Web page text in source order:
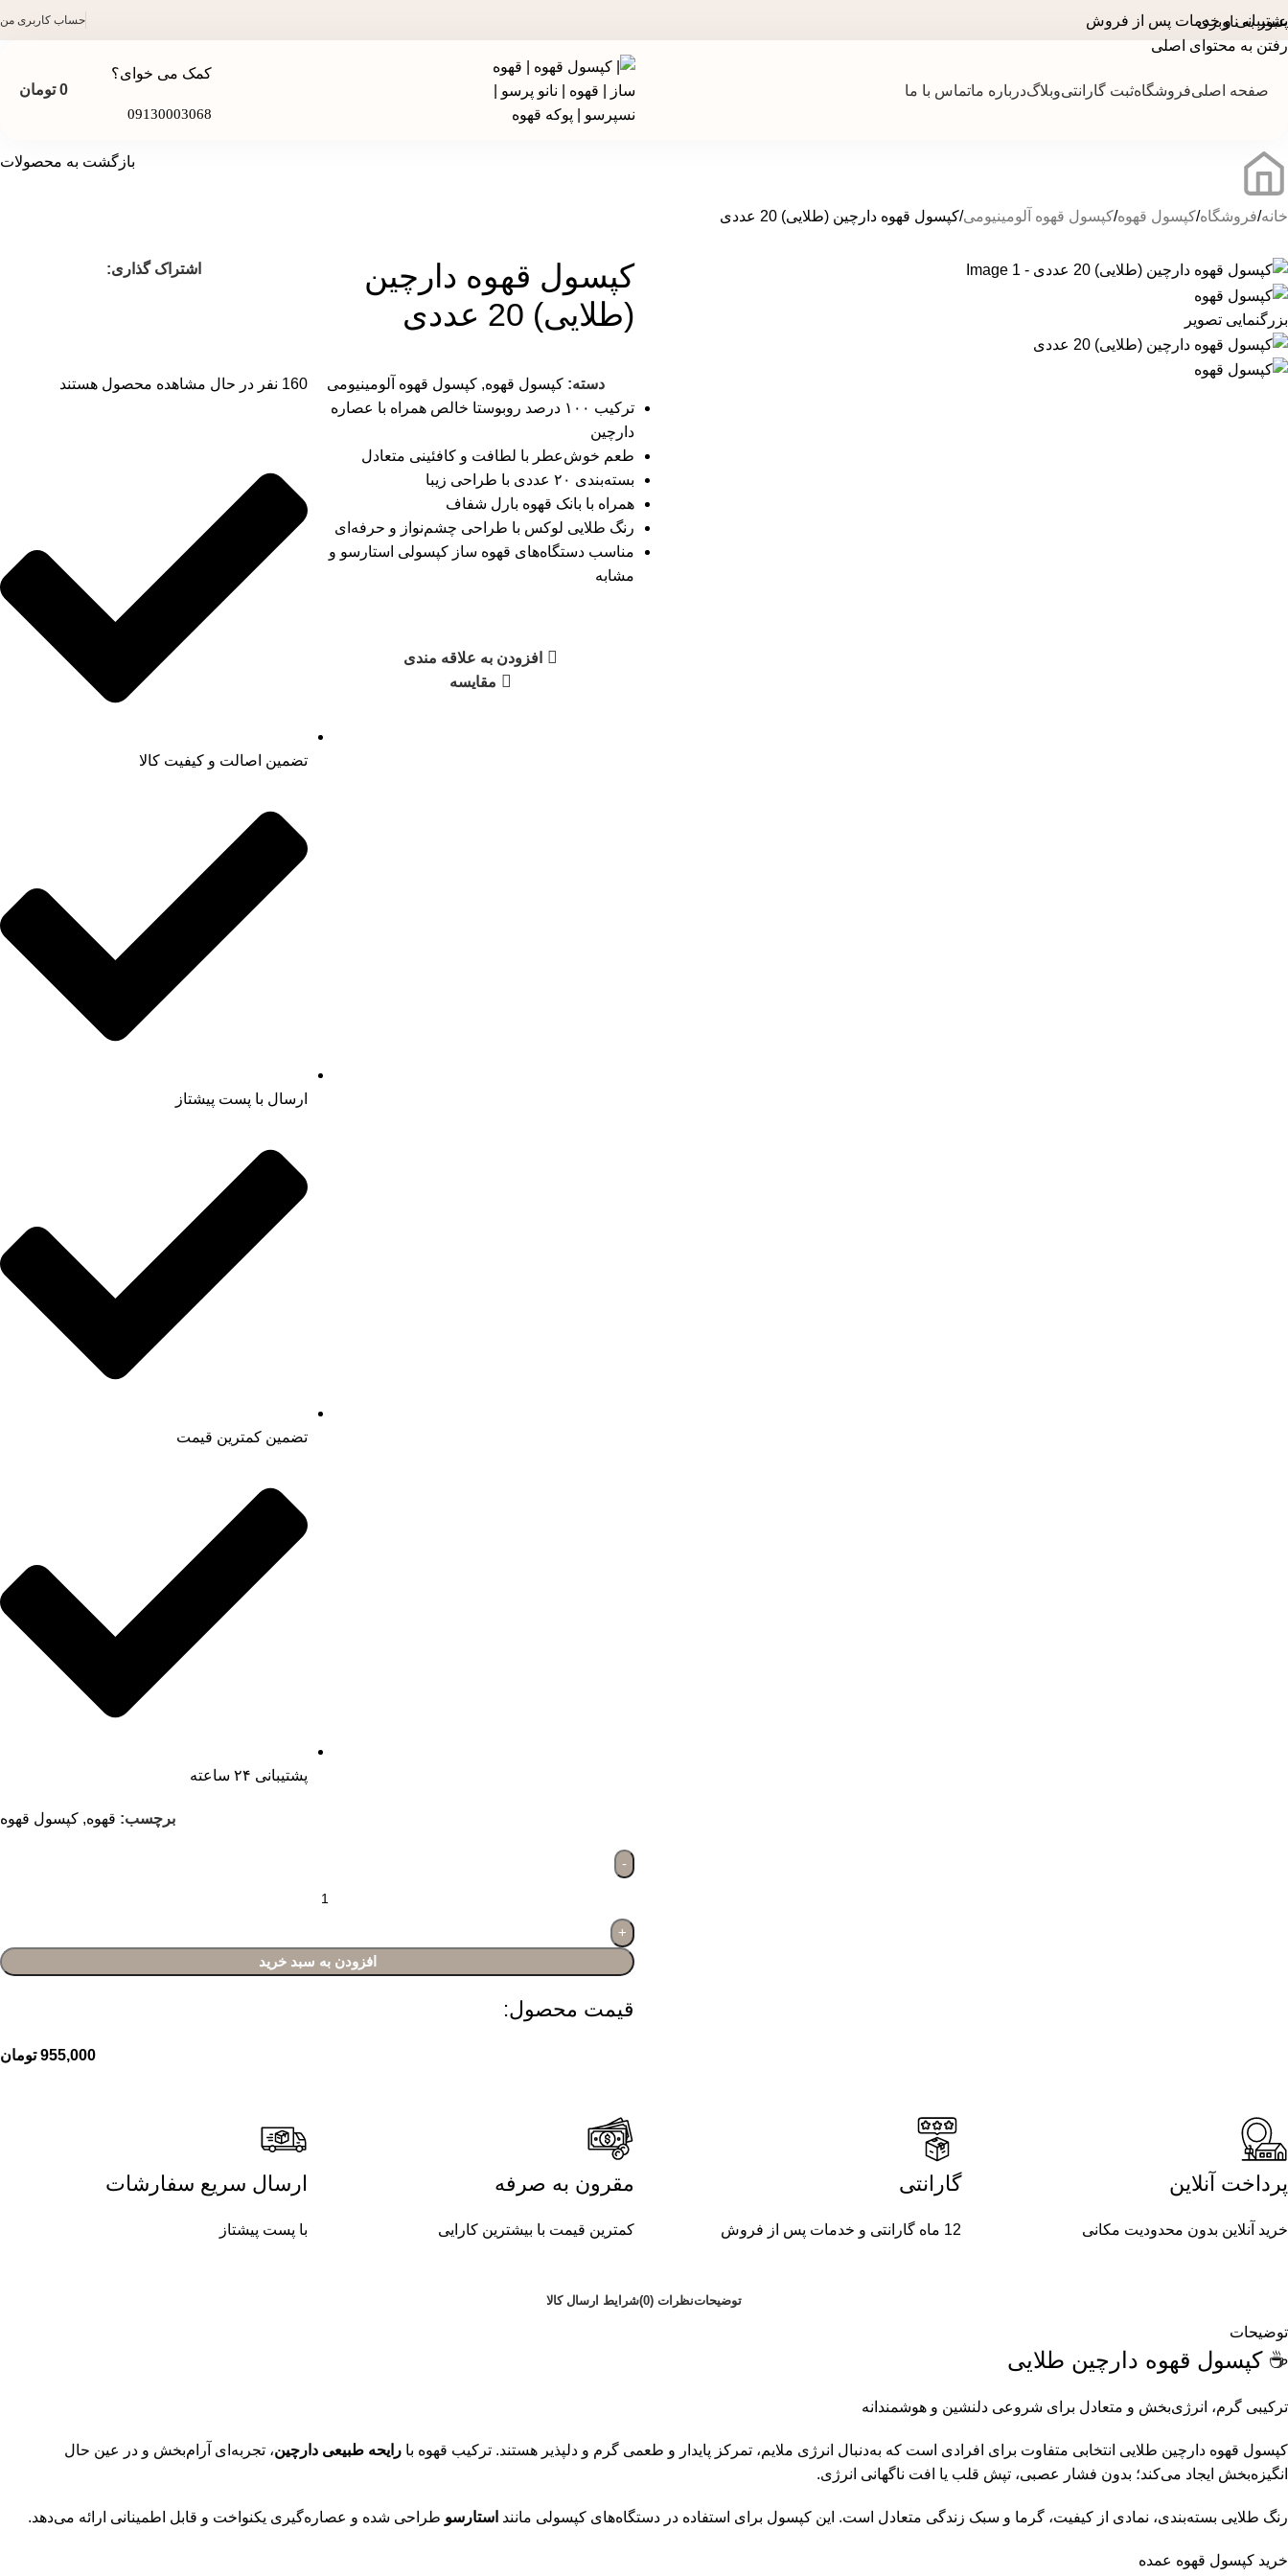
عبور به ناوبری
رفتن به محتوای اصلی
پشتیبانی و خدمات پس از فروش حساب کاربری من
صفحه اصلیفروشگاهثبت گارانتیوبلاگدرباره ماتماس با ما
کمک می خوای؟
09130003068
0 تومان
خانه فروشگاه کپسول قهوه کپسول قهوه آلومینیومی کپسول قهوه دارچین (طلایی) 20 عددی
بازگشت به محصولات
بزرگنمایی تصویر
کپسول قهوه دارچین
(طلایی) 20 عددی
اشتراک گذاری:
دسته: کپسول قهوه, کپسول قهوه آلومینیومی
ترکیب ۱۰۰ درصد روبوستا خالص همراه با عصاره
دارچین
طعم خوش‌عطر با لطافت و کافئینی متعادل
بسته‌بندی ۲۰ عددی با طراحی زیبا
همراه با بانک قهوه بارل شفاف
رنگ طلایی لوکس با طراحی چشم‌نواز و حرفه‌ای
مناسب دستگاه‌های قهوه ساز کپسولی استارسو و
مشابه
افزودن به علاقه مندی
مقایسه
160 نفر در حال مشاهده محصول هستند
تضمین اصالت و کیفیت کالا
ارسال با پست پیشتاز
تضمین کمترین قیمت
پشتیبانی ۲۴ ساعته
برچسب: قهوه, کپسول قهوه
افزودن به سبد خرید
قیمت محصول:​
955,000 تومان
پرداخت آنلاین
خرید آنلاین بدون محدودیت مکانی
گارانتی
12 ماه گارانتی و خدمات پس از فروش
مقرون به صرفه
کمترین قیمت با بیشترین کارایی
ارسال سریع سفارشات
با پست پیشتاز
توضیحاتنظرات (0) شرایط ارسال کالا
توضیحات
☕ کپسول قهوه دارچین طلایی
ترکیبی گرم، انرژی‌بخش و متعادل برای شروعی دلنشین و هوشمندانه
کپسول قهوه دارچین طلایی انتخابی متفاوت برای افرادی است که به‌دنبال انرژی ملایم، تمرکز پایدار و طعمی گرم و دلپذیر هستند. ترکیب قهوه با رایحه طبیعی دارچین، تجربه‌ای آرام‌بخش و در عین حال
انگیزه‌بخش ایجاد می‌کند؛ بدون فشار عصبی، تپش قلب یا افت ناگهانی انرژی.
رنگ طلایی بسته‌بندی، نمادی از کیفیت، گرما و سبک زندگی متعادل است. این کپسول برای استفاده در دستگاه‌های کپسولی مانند استارسو طراحی شده و عصاره‌گیری یکنواخت و قابل اطمینانی ارائه می‌دهد.
خرید کپسول قهوه عمده